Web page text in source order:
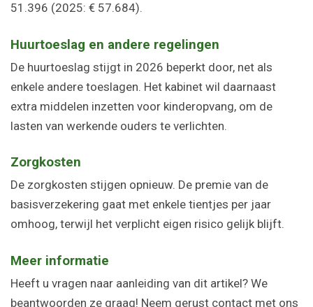
51.396 (2025: € 57.684).
Huurtoeslag en andere regelingen
De huurtoeslag stijgt in 2026 beperkt door, net als
enkele andere toeslagen. Het kabinet wil daarnaast
extra middelen inzetten voor kinderopvang, om de
lasten van werkende ouders te verlichten.
Zorgkosten
De zorgkosten stijgen opnieuw. De premie van de
basisverzekering gaat met enkele tientjes per jaar
omhoog, terwijl het verplicht eigen risico gelijk blijft.
Meer informatie
Heeft u vragen naar aanleiding van dit artikel? We
beantwoorden ze graag! Neem gerust contact met ons